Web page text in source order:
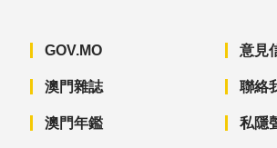
GOV.MO
澳門雜誌
澳門年鑑
意見
聯絡
私隱